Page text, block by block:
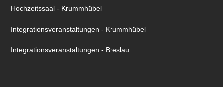
Hochzeitssaal - Krummhübel
Integrationsveranstaltungen - Krummhübel
Integrationsveranstaltungen - Breslau